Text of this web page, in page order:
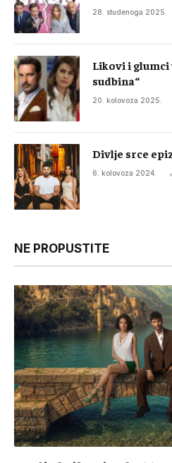
28. studenoga 2025.
Likovi i glumci
sudbina“
20. kolovoza 2025.
Divlje srce
6. kolovoza 2024.
NE PROPUSTITE